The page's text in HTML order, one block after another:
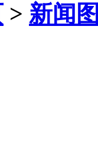
> 新闻